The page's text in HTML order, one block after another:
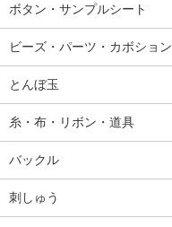
ボタン・サンプルシート
ビーズ・パーツ・カボション
とんぼ玉
糸・布・リボン・道具
バックル
刺しゅう